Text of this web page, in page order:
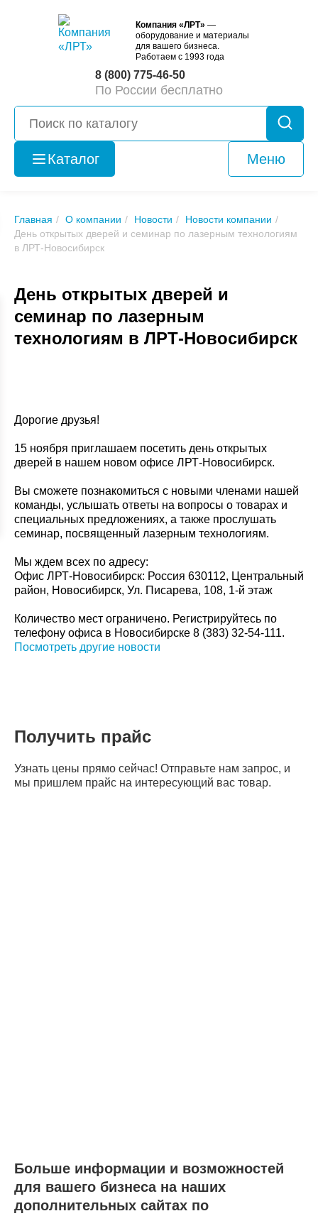
Компания «ЛРТ» —
оборудование и материалы
для вашего бизнеса.
Работаем с 1993 года
8 (800) 775-46-50
По России бесплатно
Каталог Меню
Оборудование
б/у
Главная О компании Новости
Новости компании
День открытых дверей и семинар по лазерным технологиям
в ЛРТ-Новосибирск
День открытых дверей и
семинар по лазерным
технологиям в ЛРТ-Новосибирск
Дорогие друзья!
15 ноября приглашаем посетить день открытых
дверей в нашем новом офисе ЛРТ-Новосибирск.
Вы сможете познакомиться с новыми членами нашей
команды, услышать ответы на вопросы о товарах и
специальных предложениях, а также прослушать
семинар, посвященный лазерным технологиям.
Мы ждем всех по адресу:
Офис ЛРТ-Новосибирск: Россия 630112, Центральный
район, Новосибирск, Ул. Писарева, 108, 1-й этаж
Количество мест ограничено. Регистрируйтесь по
телефону офиса в Новосибирске 8 (383) 32-54-111.
Посмотреть другие новости
Получить прайс
Узнать цены прямо сейчас! Отправьте нам запрос, и
мы пришлем прайс на интересующий вас товар.
Больше информации и возможностей
для вашего бизнеса на наших
дополнительных сайтах по